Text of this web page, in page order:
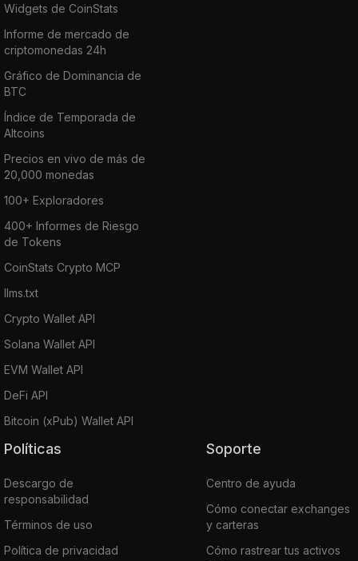
Widgets de CoinStats
Informe de mercado de
criptomonedas 24h
Gráfico de Dominancia de
BTC
Índice de Temporada de
Altcoins
Precios en vivo de más de
20,000 monedas
100+ Exploradores
400+ Informes de Riesgo
de Tokens
CoinStats Crypto MCP
llms.txt
Crypto Wallet API
Solana Wallet API
EVM Wallet API
DeFi API
Bitcoin (xPub) Wallet API
Políticas
Descargo de
responsabilidad
Términos de uso
Política de privacidad
Soporte
Centro de ayuda
Cómo conectar exchanges
y carteras
Cómo rastrear tus activos